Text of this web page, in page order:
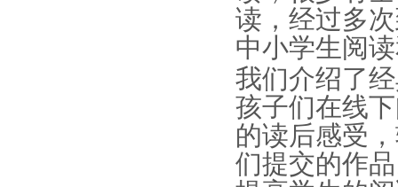
读，经过多
中小学生阅
我们介绍了
孩子们在线
的读后感受
们提交的作